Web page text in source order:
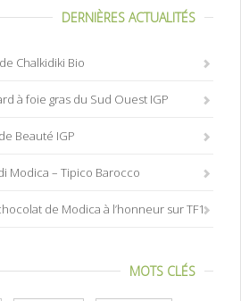
DERNIÈRES ACTUALITÉS
Chalkidiki Bio
à foie gras du Sud Ouest IGP
Beauté IGP
Modica – Tipico Barocco
de Modica à l’honneur sur TF1
MOTS CLÉS